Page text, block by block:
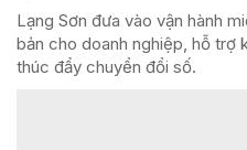
Lạng Sơn đưa vào vận hành
bản cho doanh nghiệp, hỗ trợ
thúc đẩy chuyển đổi số.